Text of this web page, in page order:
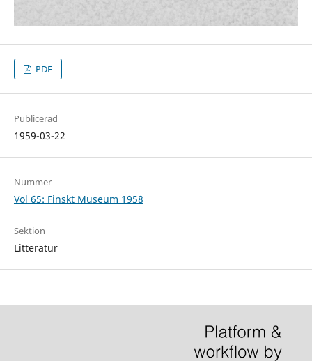
PDF
Publicerad
1959-03-22
Nummer
Vol 65: Finskt Museum 1958
Sektion
Litteratur